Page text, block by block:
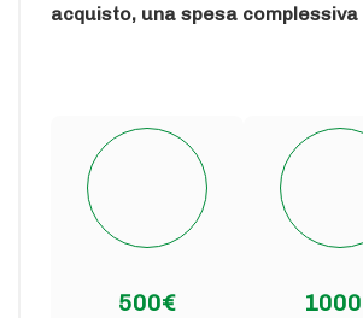
acquisto, una spesa complessiva
500€